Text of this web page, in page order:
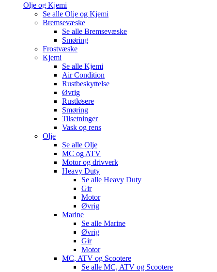
Olje og Kjemi
Se alle Olje og Kjemi
Bremsevæske
Se alle Bremsevæske
Smøring
Frostvæske
Kjemi
Se alle Kjemi
Air Condition
Rustbeskyttelse
Øvrig
Rustløsere
Smøring
Tilsetninger
Vask og rens
Olje
Se alle Olje
MC og ATV
Motor og drivverk
Heavy Duty
Se alle Heavy Duty
Gir
Motor
Øvrig
Marine
Se alle Marine
Øvrig
Gir
Motor
MC, ATV og Scootere
Se alle MC, ATV og Scootere